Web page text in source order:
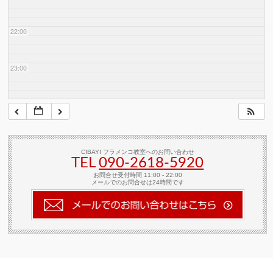
22:00
23:00
CIBAYI フラメンコ教室へのお問い合わせ
TEL090-2618‐5920
お問合せ受付時間 11:00 - 22:00
メールでのお問合せは24時間です